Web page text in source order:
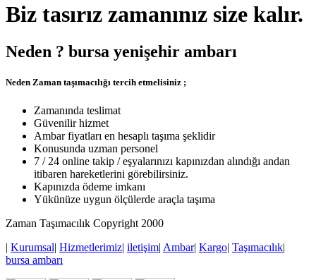
Biz tasırız zamanınız size kalır.
Neden ? bursa yenişehir ambarı
Neden Zaman taşımacılığı tercih etmelisiniz ;
Zamanında teslimat
Güvenilir hizmet
Ambar fiyatları en hesaplı taşıma şeklidir
Konusunda uzman personel
7 / 24 online takip / eşyalarınızı kapınızdan alındığı andan
itibaren hareketlerini görebilirsiniz.
Kapınızda ödeme imkanı
Yükünüze uygun ölçülerde araçla taşıma
Zaman Taşımacılık Copyright 2000
| Kurumsal| Hizmetlerimiz| iletişim| Ambar| Kargo| Taşımacılık|
bursa ambarı